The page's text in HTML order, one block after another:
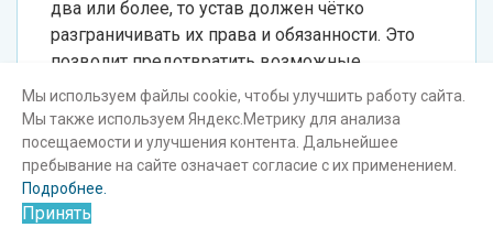
два или более, то устав должен чётко
разграничивать их права и обязанности. Это
позволит предотвратить возможные
конфликтные ситуации и судебные
разбирательства.
О чём нужно договориться с партнёром при
создании ООО, чек-лист:
Есть ли максимальный размер доли
Мы используем файлы cookie, чтобы улучшить работу сайта.
Мы также используем Яндекс.Метрику для анализа
посещаемости и улучшения контента. Дальнейшее
пребывание на сайте означает согласие с их применением.
Подробнее.
Принять